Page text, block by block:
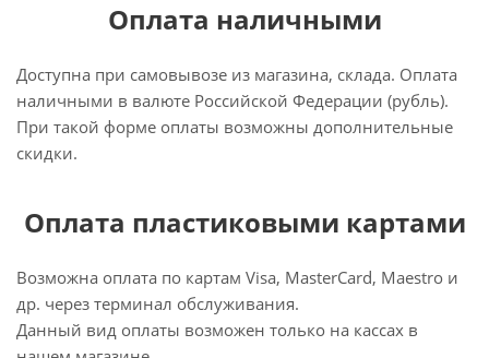
Оплата наличными
Доступна при самовывозе из магазина, склада. Оплата
наличными в валюте Российской Федерации (рубль).
При такой форме оплаты возможны дополнительные
скидки.
Оплата пластиковыми картами
Возможна оплата по картам Visa, MasterCard, Maestro и
др. через терминал обслуживания.
Данный вид оплаты возможен только на кассах в